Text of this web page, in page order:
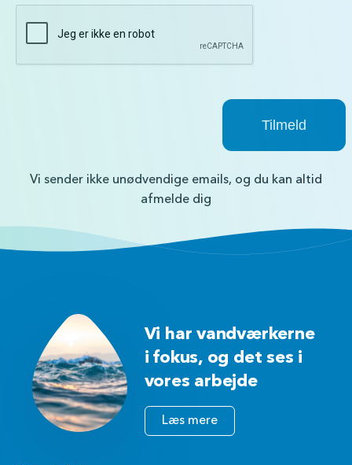
Vi sender ikke unødvendige emails, og du kan altid
afmelde dig
Vi har vandværkerne
i fokus, og det ses i
vores arbejde
Læs mere